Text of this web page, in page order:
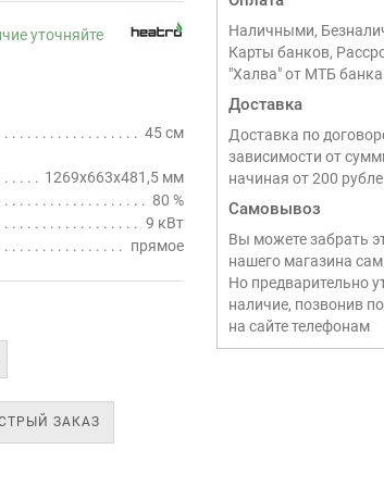
уточняйте
45 см
1269x663x481,5 мм
80 %
9 кВт
прямое
ЗАКАЗ
Наличными,
Карты банков,
"Халва" от МТБ банка
Доставка
Доставка по
зависимости от
начиная от 200
Самовывоз
Вы можете забрать
нашего магазина
Но предварительно
наличие, позвонив
на сайте телефонам